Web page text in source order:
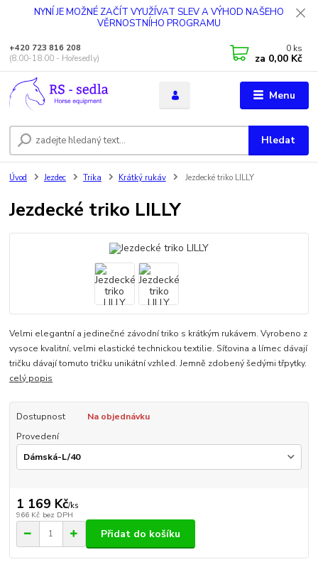
NYNÍ JE MOŽNÉ ZAČÍT VYUŽÍVAT SLEV A VÝHOD NAŠEHO
VĚRNOSTNÍHO PROGRAMU
Menu
Hledat
+420 723 816 208
(8.00-18.00 - Hořesedly)
0 ks
za 0,00 Kč
Úvod Jezdec Trika Krátký rukáv Jezdecké triko LILLY
Jezdecké triko LILLY
Velmi elegantní a jedinečné závodní triko s krátkým rukávem. Vyrobeno z
vysoce kvalitní, velmi elastické technickou textilie. Síťovina a límec dávají
tričku dávají tomuto tričku unikátní vzhled. Jemně zdobený šedými třpytky.
celý popis
Dostupnost
Na objednávku
Provedení
1 169 Kč/ks
966 Kč bez DPH
Přidat do košíku